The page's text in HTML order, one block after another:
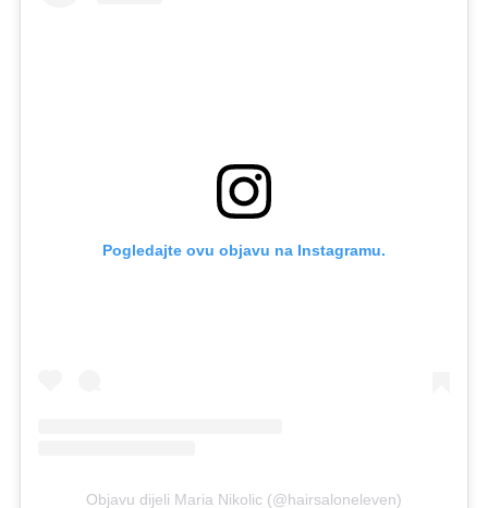
Pogledajte ovu objavu na Instagramu.
Objavu dijeli Maria Nikolic (@hairsaloneleven)